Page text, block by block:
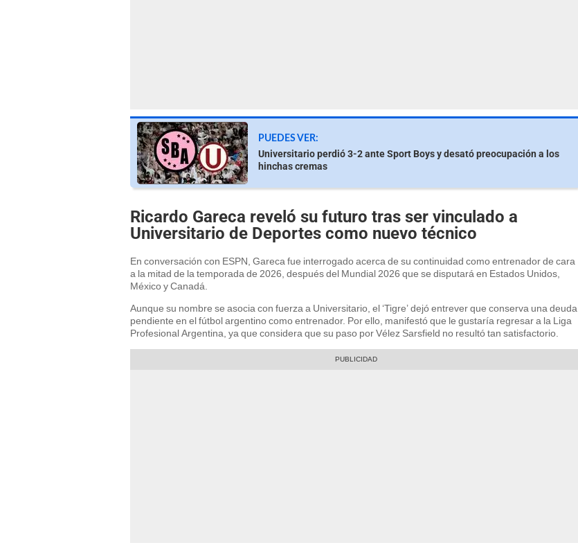
PUEDES VER:
Universitario perdió 3-2 ante Sport Boys y desató preocupación a los
hinchas cremas
Ricardo Gareca reveló su futuro tras ser vinculado a
Universitario de Deportes como nuevo técnico
En conversación con ESPN, Gareca fue interrogado acerca de su continuidad como entrenador de cara
a la mitad de la temporada de 2026, después del Mundial 2026 que se disputará en Estados Unidos,
México y Canadá.
Aunque su nombre se asocia con fuerza a Universitario, el ‘Tigre’ dejó entrever que conserva una deuda
pendiente en el fútbol argentino como entrenador. Por ello, manifestó que le gustaría regresar a la Liga
Profesional Argentina, ya que considera que su paso por Vélez Sarsfield no resultó tan satisfactorio.